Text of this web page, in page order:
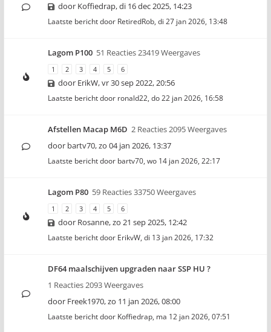
door Koffiedrap,di 16 dec 2025, 14:23
Laatste bericht door RetiredRob, di 27 jan 2026, 13:48
Lagom P100 51 Reacties 23419 Weergaves
1 2 3 4 5 6
door ErikW,vr 30 sep 2022, 20:56
Laatste bericht door ronald22, do 22 jan 2026, 16:58
Afstellen Macap M6D 2 Reacties 2095 Weergaves
door bartv70,zo 04 jan 2026, 13:37
Laatste bericht door bartv70, wo 14 jan 2026, 22:17
Lagom P80 59 Reacties 33750 Weergaves
1 2 3 4 5 6
door Rosanne,zo 21 sep 2025, 12:42
Laatste bericht door ErikvW, di 13 jan 2026, 17:32
DF64 maalschijven upgraden naar SSP HU ?
1 Reacties 2093 Weergaves
door Freek1970,zo 11 jan 2026, 08:00
Laatste bericht door Koffiedrap, ma 12 jan 2026, 07:51